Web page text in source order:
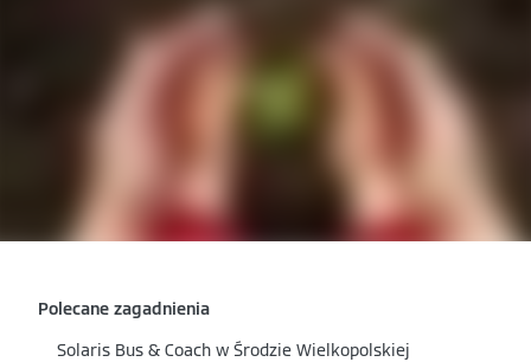
Polecane zagadnienia
Solaris Bus & Coach w Środzie Wielkopolskiej